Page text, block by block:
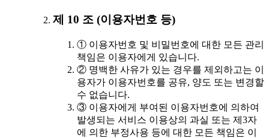
제 10 조 (이용자번호 등)
① 이용자번호 및 비밀번호에 대한 모든 관리
책임은 이용자에게 있습니다.
② 명백한 사유가 있는 경우를 제외하고는 이
용자가 이용자번호를 공유, 양도 또는 변경할
수 없습니다.
③ 이용자에게 부여된 이용자번호에 의하여
발생되는 서비스 이용상의 과실 또는 제3자
에 의한 부정사용 등에 대한 모든 책임은 이